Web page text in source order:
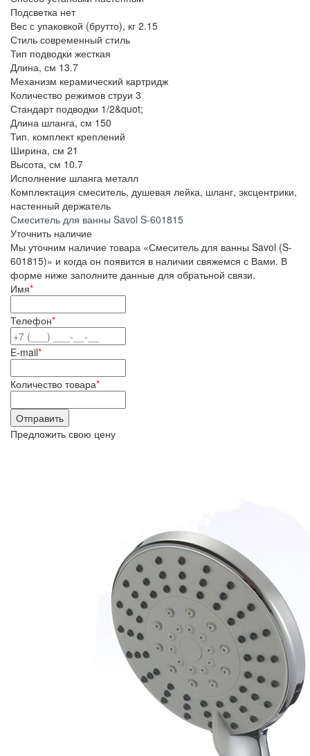
Подсветка нет
Вес с упаковкой (брутто), кг 2.15
Стиль современный стиль
Тип подводки жесткая
Длина, см 13.7
Механизм керамический картридж
Количество режимов струи 3
Стандарт подводки 1/2&quot;
Длина шланга, см 150
Тип. комплект креплений
Ширина, см 21
Высота, см 10.7
Исполнение шланга металл
Комплектация смеситель, душевая лейка, шланг, эксцентрики,
настенный держатель
Смеситель для ванны Savol S-601815
Уточнить наличие
Мы уточним наличие товара «Смеситель для ванны Savol (S-
601815)» и когда он появится в наличии свяжемся с Вами. В
форме ниже заполните данные для обратьной связи.
Имя*
Телефон*
E-mail*
Количество товара*
Предложить свою цену